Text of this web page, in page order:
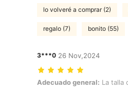
lo volveré a comprar (2)
regalo (7) bonito (55)
3***0 26 Nov,2024
Adecuado general: La talla
Adecuado general: La talla